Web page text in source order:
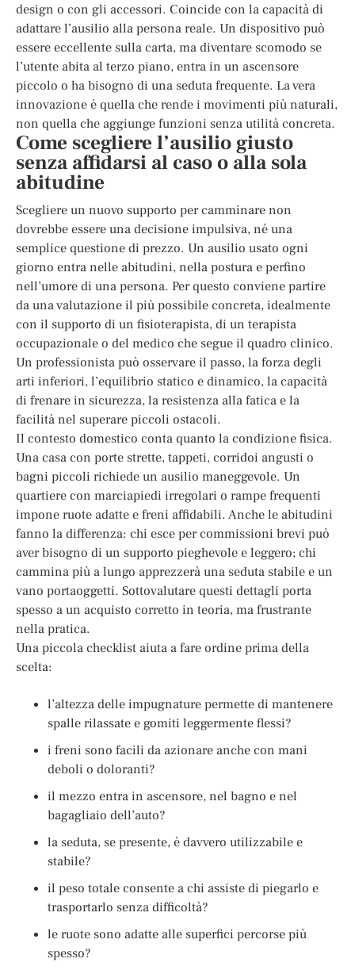
design o con gli accessori. Coincide con la capacità di
adattare l’ausilio alla persona reale. Un dispositivo può
essere eccellente sulla carta, ma diventare scomodo se
l’utente abita al terzo piano, entra in un ascensore
piccolo o ha bisogno di una seduta frequente. La vera
innovazione è quella che rende i movimenti più naturali,
non quella che aggiunge funzioni senza utilità concreta.
Come scegliere l’ausilio giusto
senza affidarsi al caso o alla sola
abitudine
Scegliere un nuovo supporto per camminare non
dovrebbe essere una decisione impulsiva, né una
semplice questione di prezzo. Un ausilio usato ogni
giorno entra nelle abitudini, nella postura e perfino
nell’umore di una persona. Per questo conviene partire
da una valutazione il più possibile concreta, idealmente
con il supporto di un fisioterapista, di un terapista
occupazionale o del medico che segue il quadro clinico.
Un professionista può osservare il passo, la forza degli
arti inferiori, l’equilibrio statico e dinamico, la capacità
di frenare in sicurezza, la resistenza alla fatica e la
facilità nel superare piccoli ostacoli.
Il contesto domestico conta quanto la condizione fisica.
Una casa con porte strette, tappeti, corridoi angusti o
bagni piccoli richiede un ausilio maneggevole. Un
quartiere con marciapiedi irregolari o rampe frequenti
impone ruote adatte e freni affidabili. Anche le abitudini
fanno la differenza: chi esce per commissioni brevi può
aver bisogno di un supporto pieghevole e leggero; chi
cammina più a lungo apprezzerà una seduta stabile e un
vano portaoggetti. Sottovalutare questi dettagli porta
spesso a un acquisto corretto in teoria, ma frustrante
nella pratica.
Una piccola checklist aiuta a fare ordine prima della
scelta:
l’altezza delle impugnature permette di mantenere
spalle rilassate e gomiti leggermente flessi?
i freni sono facili da azionare anche con mani
deboli o doloranti?
il mezzo entra in ascensore, nel bagno e nel
bagagliaio dell’auto?
la seduta, se presente, è davvero utilizzabile e
stabile?
il peso totale consente a chi assiste di piegarlo e
trasportarlo senza difficoltà?
le ruote sono adatte alle superfici percorse più
spesso?